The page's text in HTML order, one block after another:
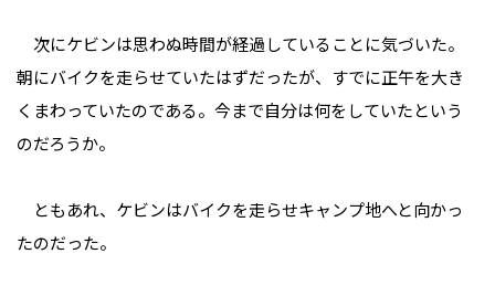
次にケビンは思わぬ時間が経過していることに気づいた。
朝にバイクを走らせていたはずだったが、すでに正午を大き
くまわっていたのである。今まで自分は何をしていたという
のだろうか。
ともあれ、ケビンはバイクを走らせキャンプ地へと向かっ
たのだった。